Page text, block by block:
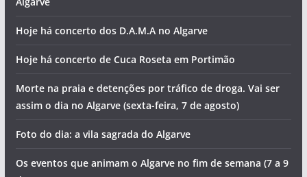
Hoje há concerto dos D.A.M.A no Algarve
Hoje há concerto de Cuca Roseta em Portimão
Morte na praia e detenções por tráfico de droga. Vai ser
assim o dia no Algarve (sexta-feira, 7 de agosto)
Foto do dia: a vila sagrada do Algarve
Os eventos que animam o Algarve no fim de semana (7 a 9